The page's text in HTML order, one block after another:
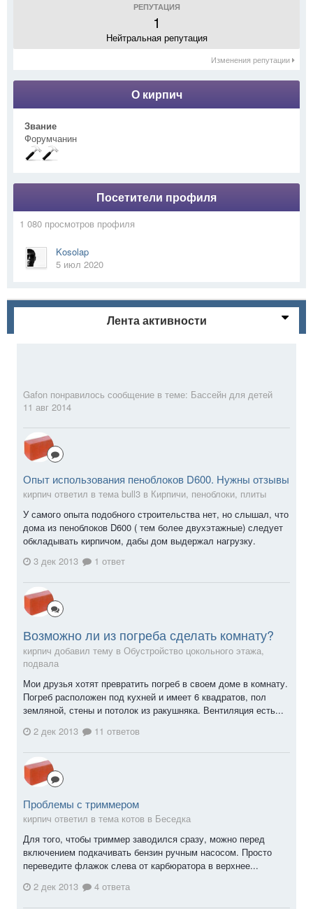
РЕПУТАЦИЯ
1
Нейтральная репутация
Изменения репутации
О кирпич
Звание
Форумчанин
Посетители профиля
1 080 просмотров профиля
Kosolap
5 июл 2020
Лента активности
Gafon понравилось сообщение в теме: Бассейн для детей
11 авг 2014
Опыт использования пеноблоков D600. Нужны отзывы
кирпич ответил в тема bull3 в Кирпичи, пеноблоки, плиты
У самого опыта подобного строительства нет, но слышал, что
дома из пеноблоков D600 ( тем более двухэтажные) следует
обкладывать кирпичом, дабы дом выдержал нагрузку.
3 дек 2013
1 ответ
Возможно ли из погреба сделать комнату?
кирпич добавил тему в Обустройство цокольного этажа,
подвала
Мои друзья хотят превратить погреб в своем доме в комнату.
Погреб расположен под кухней и имеет 6 квадратов, пол
земляной, стены и потолок из ракушняка. Вентиляция есть...
2 дек 2013
11 ответов
Проблемы с триммером
кирпич ответил в тема котов в Беседка
Для того, чтобы триммер заводился сразу, можно перед
включением подкачивать бензин ручным насосом. Просто
переведите флажок слева от карбюратора в верхнее...
2 дек 2013
4 ответа